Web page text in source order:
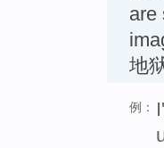
are
地
例：